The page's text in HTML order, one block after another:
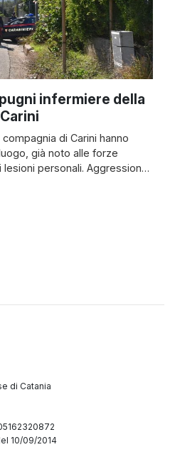
infermiere della
compagnia di Carini hanno
già noto alle forze
lesioni personali. Aggressione
I militari del Nucleo
di Catania
10/09/2014